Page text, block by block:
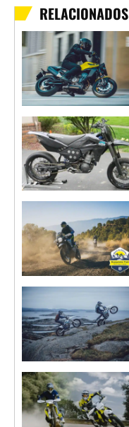
RELACIONADOS